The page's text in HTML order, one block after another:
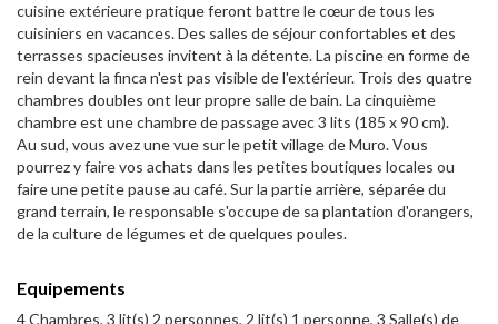
cuisine extérieure pratique feront battre le cœur de tous les
cuisiniers en vacances. Des salles de séjour confortables et des
terrasses spacieuses invitent à la détente. La piscine en forme de
rein devant la finca n'est pas visible de l'extérieur. Trois des quatre
chambres doubles ont leur propre salle de bain. La cinquième
chambre est une chambre de passage avec 3 lits (185 x 90 cm).
Au sud, vous avez une vue sur le petit village de Muro. Vous
pourrez y faire vos achats dans les petites boutiques locales ou
faire une petite pause au café. Sur la partie arrière, séparée du
grand terrain, le responsable s'occupe de sa plantation d'orangers,
de la culture de légumes et de quelques poules.
Equipements
4 Chambres, 3 lit(s) 2 personnes, 2 lit(s) 1 personne, 3 Salle(s) de